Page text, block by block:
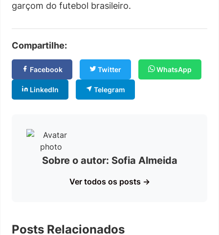
garçom do futebol brasileiro.
Compartilhe:
Facebook Twitter WhatsApp
LinkedIn Telegram
Sobre o autor: Sofia Almeida
Ver todos os posts →
Posts Relacionados